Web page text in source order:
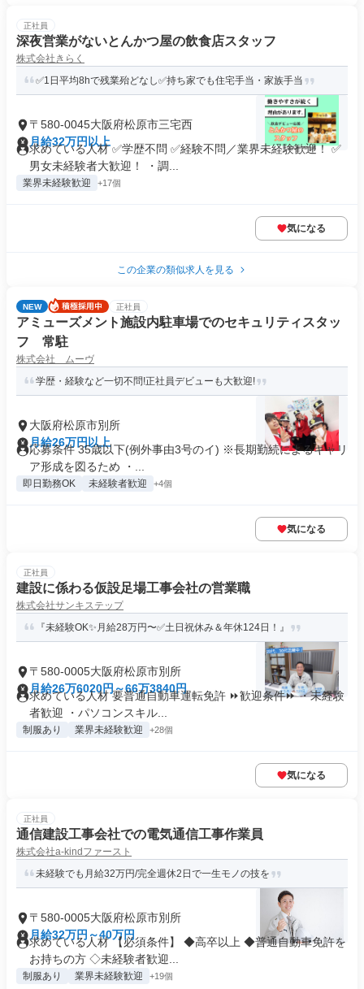
正社員
深夜営業がないとんかつ屋の飲食店スタッフ
株式会社きらく
✅1日平均8hで残業殆どなし✅持ち家でも住宅手当・家族手当
〒580-0045大阪府松原市三宅西
月給32万円以上
求めている人材 ✅学歴不問 ✅経験不問／業界未経験歓迎！ ✅
男女未経験者大歓迎！ ・調...
業界未経験歓迎 +17個
気になる
この企業の類似求人を見る
NEW 正社員
アミューズメント施設内駐車場でのセキュリティスタッ
フ 常駐
株式会社 ムーヴ
学歴・経験など一切不問!正社員デビューも大歓迎!
大阪府松原市別所
月給26万円以上
応募条件 35歳以下(例外事由3号のイ) ※長期勤続によるキャリ
ア形成を図るため ・...
即日勤務OK 未経験者歓迎 +4個
気になる
正社員
建設に係わる仮設足場工事会社の営業職
株式会社サンキステップ
『未経験OK✨月給28万円〜✅土日祝休み＆年休124日！』
〒580-0005大阪府松原市別所
月給26万6020円～66万3840円
求めている人材 要普通自動車運転免許 ⏩歓迎条件⏩ ・未経験
者歓迎 ・パソコンスキル...
制服あり 業界未経験歓迎 +28個
気になる
正社員
通信建設工事会社での電気通信工事作業員
株式会社a-kindファースト
未経験でも月給32万円/完全週休2日で一生モノの技を
〒580-0005大阪府松原市別所
月給32万円～40万円
求めている人材 【必須条件】 ◆高卒以上 ◆普通自動車免許を
お持ちの方 ◇未経験者歓迎...
制服あり 業界未経験歓迎 +19個